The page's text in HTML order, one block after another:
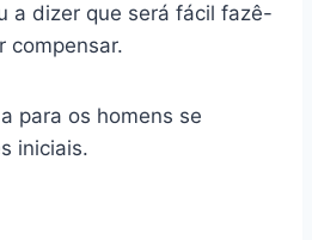
a dizer que será fácil fazê-
compensar.
para os homens se
iniciais.